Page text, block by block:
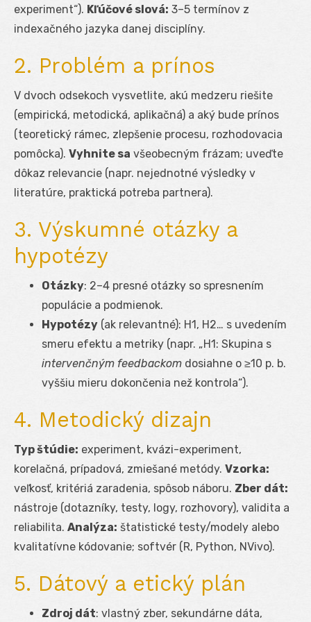
experiment“). Kľúčové slová: 3–5 termínov z
indexačného jazyka danej disciplíny.
2. Problém a prínos
V dvoch odsekoch vysvetlite, akú medzeru riešite
(empirická, metodická, aplikačná) a aký bude prínos
(teoretický rámec, zlepšenie procesu, rozhodovacia
pomôcka). Vyhnite sa všeobecným frázam; uveďte
dôkaz relevancie (napr. nejednotné výsledky v
literatúre, praktická potreba partnera).
3. Výskumné otázky a
hypotézy
Otázky: 2–4 presné otázky so spresnením
populácie a podmienok.
Hypotézy (ak relevantné): H1, H2… s uvedením
smeru efektu a metriky (napr. „H1: Skupina s
intervenčným feedbackom dosiahne o ≥10 p. b.
vyššiu mieru dokončenia než kontrola“).
4. Metodický dizajn
Typ štúdie: experiment, kvázi-experiment,
korelačná, prípadová, zmiešané metódy. Vzorka:
veľkosť, kritériá zaradenia, spôsob náboru. Zber dát:
nástroje (dotazníky, testy, logy, rozhovory), validita a
reliabilita. Analýza: štatistické testy/modely alebo
kvalitatívne kódovanie; softvér (R, Python, NVivo).
5. Dátový a etický plán
Zdroj dát: vlastný zber, sekundárne dáta,